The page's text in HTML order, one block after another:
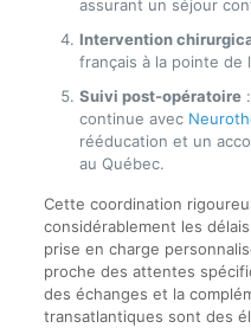
assurant un séjour
Intervention
français à la pointe de
Suivi post-opératoire:
continue avec
rééducation et un
au Québec.
Cette coordination
considérablement les
prise en charge
proche des attentes
des échanges et la
transatlantiques sont des